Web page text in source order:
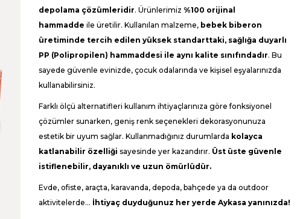
depolama çözümleridir. Ürünlerimiz %100 orijinal
hammadde ile üretilir. Kullanılan malzeme, bebek biberon
üretiminde tercih edilen yüksek standarttaki, sağlığa duyarlı
PP (Polipropilen) hammaddesi ile aynı kalite sınıfındadır. Bu
sayede güvenle evinizde, çocuk odalarında ve kişisel eşyalarınızda
kullanabilirsiniz.
Farklı ölçü alternatifleri kullanım ihtiyaçlarınıza göre fonksiyonel
çözümler sunarken, geniş renk seçenekleri dekorasyonunuza
estetik bir uyum sağlar. Kullanmadığınız durumlarda kolayca
katlanabilir özelliği sayesinde yer kazandırır. Üst üste güvenle
istiflenebilir, dayanıklı ve uzun ömürlüdür.
Evde, ofiste, araçta, karavanda, depoda, bahçede ya da outdoor
aktivitelerde… İhtiyaç duyduğunuz her yerde Aykasa yanınızda!